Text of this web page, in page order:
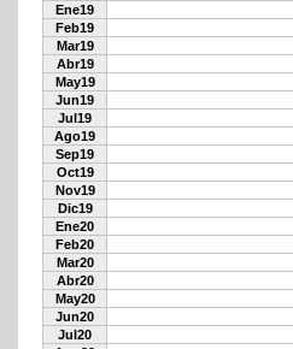
Ene19
Feb19
Mar19
Abr19
May19
Jun19
Jul19
Ago19
Sep19
Oct19
Nov19
Dic19
Ene20
Feb20
Mar20
Abr20
May20
Jun20
Jul20